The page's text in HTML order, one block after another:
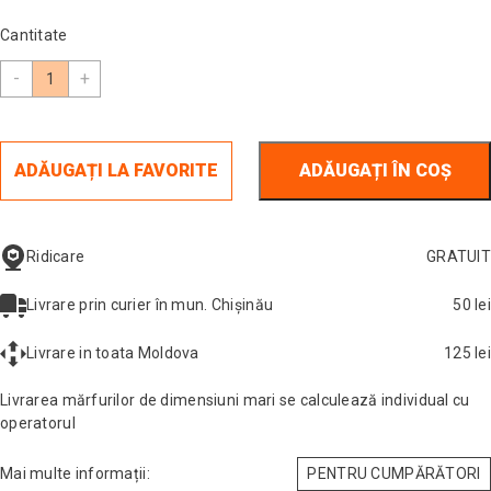
Cantitate
- +
ADĂUGAȚI LA FAVORITE ADĂUGAȚI ÎN COȘ
Ridicare GRATUIT
Livrare prin curier în mun. Chișinău 50 lei
Livrare in toata Moldova 125 lei
Livrarea mărfurilor de dimensiuni mari se calculează individual cu
operatorul
Mai multe informații: PENTRU CUMPĂRĂTORI